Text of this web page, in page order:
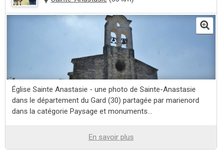
Église Sainte Anastasie - une photo de Sainte-Anastasie
dans le département du Gard (30) partagée par marienord
dans la catégorie Paysage et monuments...
En savoir plus